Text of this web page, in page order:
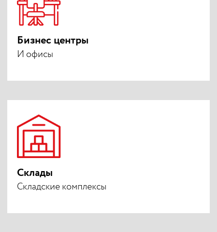
Бизнес центры
И офисы
Склады
Складские комплексы